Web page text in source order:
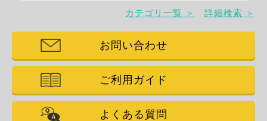
カテゴリ一覧 ＞ 詳細検索 ＞
お問い合わせ
ご利用ガイド
よくある質問